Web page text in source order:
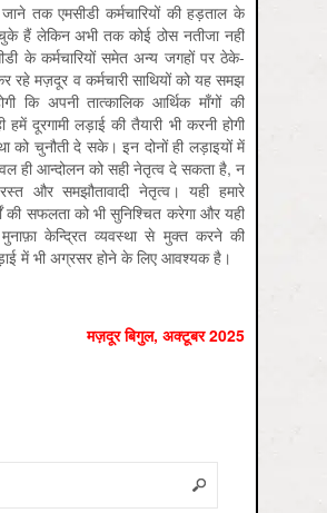
जाने तक एमसीडी कर्मचारियों की हड़ताल के
हैं लेकिन अभी तक कोई ठोस नतीजा नहीं
के कर्मचारियों समेत अन्य जगहों पर ठेके-
रहे मज़दूर व कर्मचारी साथियों को यह समझ
कि अपनी तात्कालिक आर्थिक माँगों की
दूरगामी लड़ाई की तैयारी भी करनी होगी
को चुनौती दे सके। इन दोनों ही लड़ाइयों में
ही आन्दोलन को सही नेतृत्व दे सकता है, न
और समझौतावादी नेतृत्व। यही हमारे
की सफलता को भी सुनिश्चित करेगा और यही
मुनाफ़ा केन्द्रित व्यवस्था से मुक्त करने की
में भी अग्रसर होने के लिए आवश्यक है।
मज़दूर बिगुल, अक्टूबर 2025